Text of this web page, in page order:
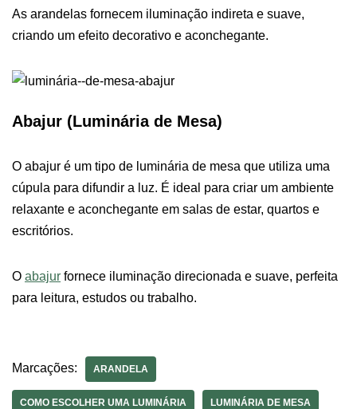
As arandelas fornecem iluminação indireta e suave,
criando um efeito decorativo e aconchegante.
Abajur (Luminária de Mesa)
O abajur é um tipo de luminária de mesa que utiliza uma
cúpula para difundir a luz. É ideal para criar um ambiente
relaxante e aconchegante em salas de estar, quartos e
escritórios.
O abajur fornece iluminação direcionada e suave, perfeita
para leitura, estudos ou trabalho.
Marcações: ARANDELA
COMO ESCOLHER UMA LUMINÁRIA LUMINÁRIA DE MESA